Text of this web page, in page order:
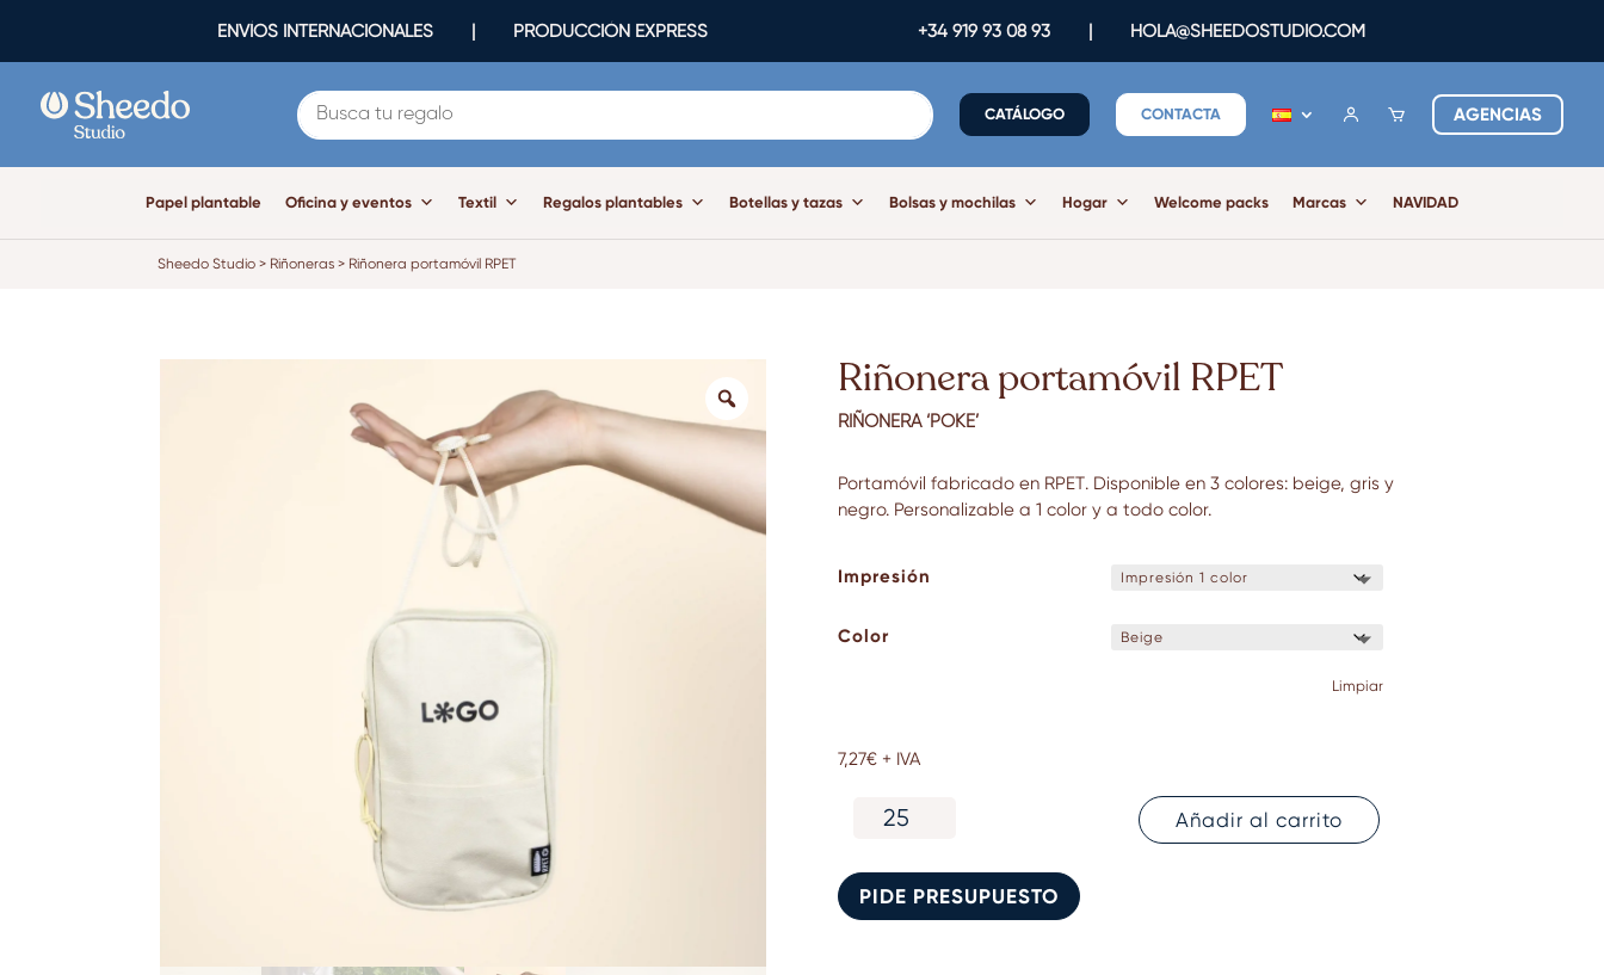
ENVÍOS INTERNACIONALES | PRODUCCIÓN EXPRESS +34 919 93 08 93 | HOLA@SHEEDOSTUDIO.COM
CATÁLOGO CONTACTA AGENCIAS
Papel plantable Oficina y eventos Textil Regalos plantables Botellas y tazas Bolsas y mochilas Hogar Welcome packs Marcas NAVIDAD
Sheedo Studio> Riñoneras> Riñonera portamóvil RPET
Riñonera portamóvil RPET
RIÑONERA ‘POKE’
Portamóvil fabricado en RPET. Disponible en 3 colores: beige, gris y
negro. Personalizable a 1 color y a todo color.
Impresión
Color
Limpiar
7,27€ + IVA
portamóvil
cantidad
Añadir al carrito
PIDE PRESUPUESTO